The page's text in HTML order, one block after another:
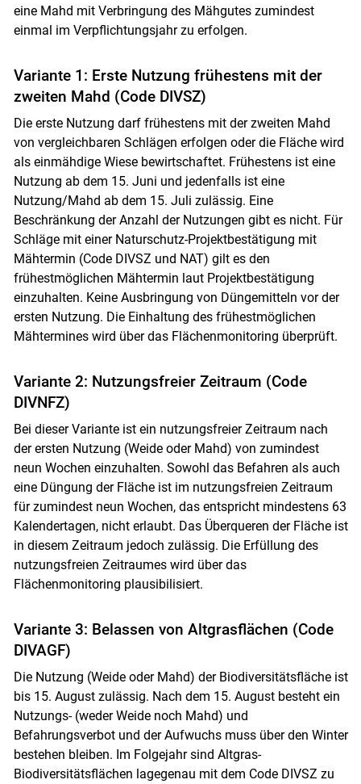
eine Mahd mit Verbringung des Mähgutes zumindest
einmal im Verpflichtungsjahr zu erfolgen.
Variante 1: Erste Nutzung frühestens mit der
zweiten Mahd (Code DIVSZ)
Die erste Nutzung darf frühestens mit der zweiten Mahd
von vergleichbaren Schlägen erfolgen oder die Fläche wird
als einmähdige Wiese bewirtschaftet. Frühestens ist eine
Nutzung ab dem 15. Juni und jedenfalls ist eine
Nutzung/Mahd ab dem 15. Juli zulässig. Eine
Beschränkung der Anzahl der Nutzungen gibt es nicht. Für
Schläge mit einer Naturschutz-Projektbestätigung mit
Mähtermin (Code DIVSZ und NAT) gilt es den
frühestmöglichen Mähtermin laut Projektbestätigung
einzuhalten. Keine Ausbringung von Düngemitteln vor der
ersten Nutzung. Die Einhaltung des frühestmöglichen
Mähtermines wird über das Flächenmonitoring überprüft.
Variante 2: Nutzungsfreier Zeitraum (Code
DIVNFZ)
Bei dieser Variante ist ein nutzungsfreier Zeitraum nach
der ersten Nutzung (Weide oder Mahd) von zumindest
neun Wochen einzuhalten. Sowohl das Befahren als auch
eine Düngung der Fläche ist im nutzungsfreien Zeitraum
für zumindest neun Wochen, das entspricht mindestens 63
Kalendertagen, nicht erlaubt. Das Überqueren der Fläche ist
in diesem Zeitraum jedoch zulässig. Die Erfüllung des
nutzungsfreien Zeitraumes wird über das
Flächenmonitoring plausibilisiert.
Variante 3: Belassen von Altgrasflächen (Code
DIVAGF)
Die Nutzung (Weide oder Mahd) der Biodiversitätsfläche ist
bis 15. August zulässig. Nach dem 15. August besteht ein
Nutzungs- (weder Weide noch Mahd) und
Befahrungsverbot und der Aufwuchs muss über den Winter
bestehen bleiben. Im Folgejahr sind Altgras-
Biodiversitätsflächen lagegenau mit dem Code DIVSZ zu